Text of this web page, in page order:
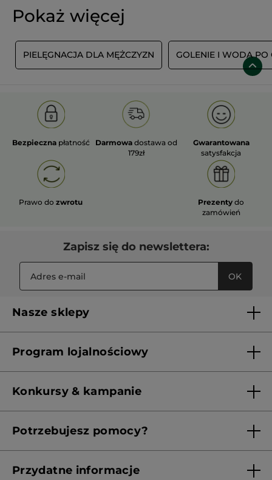
Pokaż więcej
PIELĘGNACJA DLA MĘŻCZYZN GOLENIE I WODA PO
Bezpieczna płatność Darmowa dostawa od
179zł
Gwarantowana
satysfakcja
Prawo dozwrotu Prezenty do
zamówień
Zapisz się do newslettera:
OK
Nasze sklepy
Franczyza
Program lojalnościowy
Konkursy & kampanie
Potrzebujesz pomocy?
Przydatne informacje